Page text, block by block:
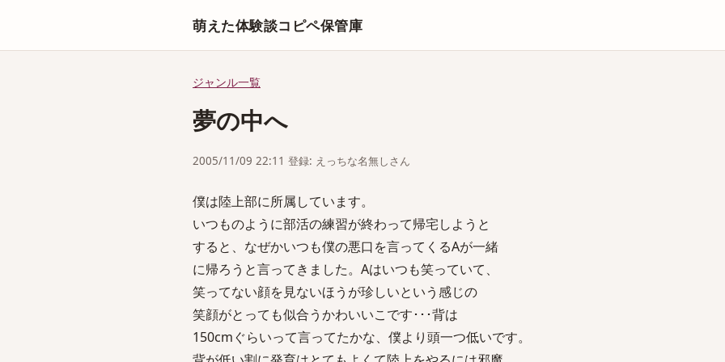
萌えた体験談コピペ保管庫
ジャンル一覧
夢の中へ
2005/11/09 22:11 登録: えっちな名無しさん
僕は陸上部に所属しています。
いつものように部活の練習が終わって帰宅しようと
すると、なぜかいつも僕の悪口を言ってくるAが一緒
に帰ろうと言ってきました。Aはいつも笑っていて、
笑ってない顔を見ないほうが珍しいという感じの
笑顔がとっても似合うかわいいこです･･･背は
150cmぐらいって言ってたかな、僕より頭一つ低いです。